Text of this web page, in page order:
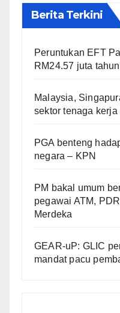
Berita Terkini
Peruntukan EFT
RM24.57 juta
Malaysia,
sektor tenaga kerja
PGA benteng
negara – KPN
PM bakal umum
pegawai ATM,
Merdeka
GEAR-uP: GLIC
mandat pacu